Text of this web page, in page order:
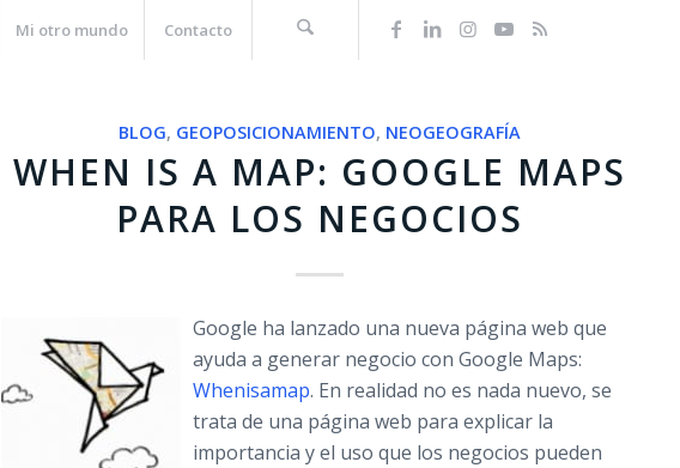
Mi otro mundo Contacto
BLOG, GEOPOSICIONAMIENTO, NEOGEOGRAFÍA
WHEN IS A MAP: GOOGLE MAPS
PARA LOS NEGOCIOS
Google ha lanzado una nueva página web que
ayuda a generar negocio con Google Maps:
Whenisamap. En realidad no es nada nuevo, se
trata de una página web para explicar la
importancia y el uso que los negocios pueden